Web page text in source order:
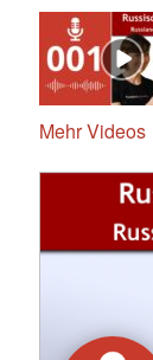
Mehr Videos